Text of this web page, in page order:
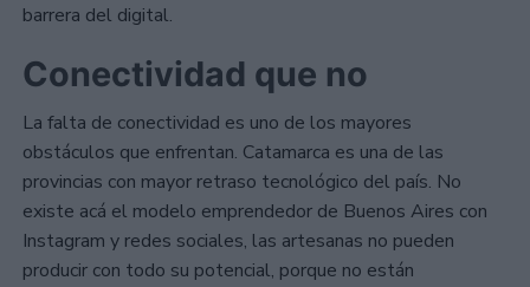
barrera del digital.
Conectividad que no
La falta de conectividad es uno de los mayores
obstáculos que enfrentan. Catamarca es una de las
provincias con mayor retraso tecnológico del país. No
existe acá el modelo emprendedor de Buenos Aires con
Instagram y redes sociales, las artesanas no pueden
producir con todo su potencial, porque no están